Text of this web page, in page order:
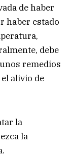
de haber
haber estado
debe
remedios
alivio de
la
la